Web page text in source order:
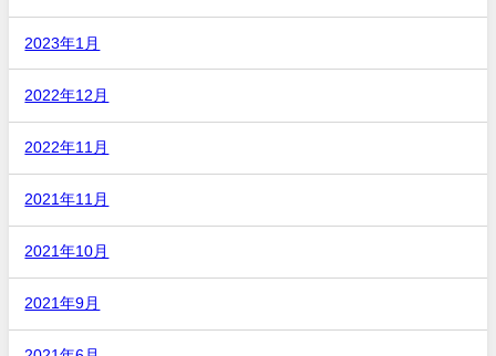
2023年1月
2022年12月
2022年11月
2021年11月
2021年10月
2021年9月